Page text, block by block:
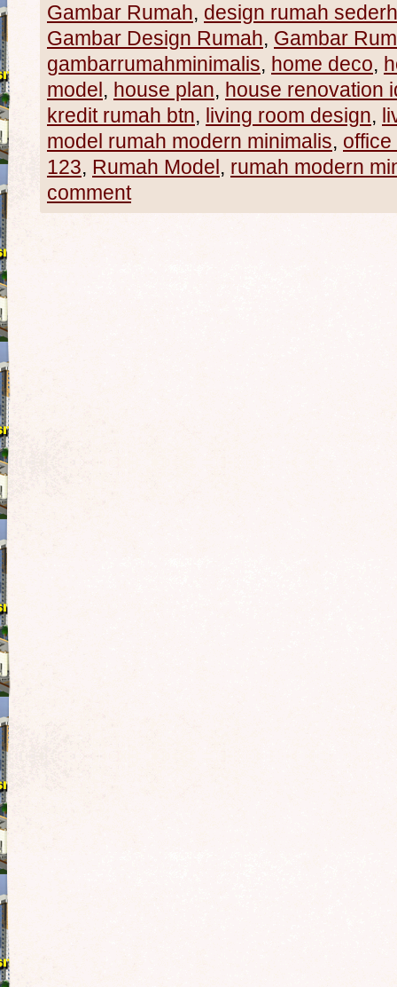
Gambar Rumah, design rumah
Gambar Design Rumah, Gambar
gambarrumahminimalis, home deco,
model, house plan, house renovation
kredit rumah btn, living room design,
model rumah modern minimalis,
123, Rumah Model, rumah modern
comment